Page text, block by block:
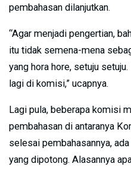
pembahasan dilanjutkan.
“Agar menjadi pengertian,
itu tidak semena-mena
yang hora hore, setuju
lagi di komisi,” ucapnya.
Lagi pula, beberapa komisi
pembahasan di antaranya
selesai pembahasannya,
yang dipotong. Alasannya